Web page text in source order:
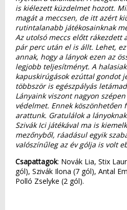
is kiélezett küzdelmet hozott.
magát a meccsen, de itt azért
rutintalanabb játékosainknak
Az utolsó meccs előtt rákezdett
pár perc után el is állt. Lehet,
annak, hogy a lányok ezen az
legjobb teljesítményt. A
kapuskirúgások ezúttal gondot
többször is egészpályás
Lányaink viszont nagyon
védelmet. Ennek köszönhetően
arattunk. Gratulálok a
Szivák Ici játékával ma is
mezőnyből, ráadásul egyik
valószínűleg az év gólja is volt
Csapattagok: Novák Lia, Stix
gól), Szivák Ilona (7 gól), Antal
Polló Zselyke (2 gól).